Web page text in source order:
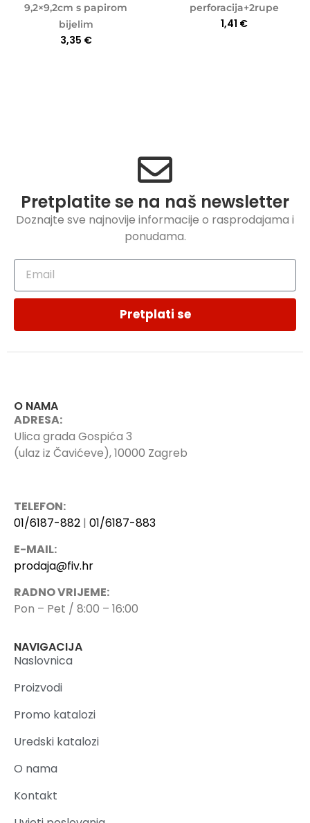
9,2×9,2cm s papirom
bijelim
3,35 €
perforacija+2rupe
1,41 €
Pretplatite se na naš newsletter
Doznajte sve najnovije informacije o rasprodajama i
ponudama.
Pretplati se
O NAMA
ADRESA:
Ulica grada Gospića 3
(ulaz iz Čavićeve), 10000 Zagreb
TELEFON:
01/6187-882 | 01/6187-883
E-MAIL:
prodaja@fiv.hr
RADNO VRIJEME:
Pon – Pet / 8:00 – 16:00
NAVIGACIJA
Naslovnica
Proizvodi
Promo katalozi
Uredski katalozi
O nama
Kontakt